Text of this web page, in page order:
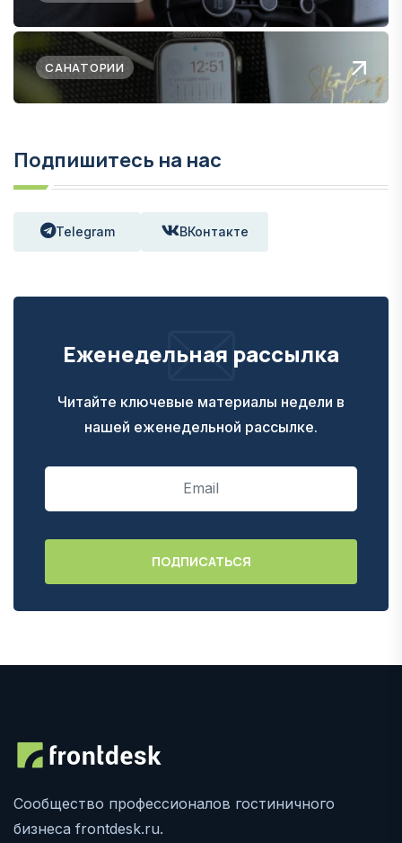
САНАТОРИИ
Подпишитесь на нас
Telegram ВКонтакте
Еженедельная рассылка
Читайте ключевые материалы недели в
нашей еженедельной рассылке.
Сообщество профессионалов гостиничного
бизнеса frontdesk.ru.